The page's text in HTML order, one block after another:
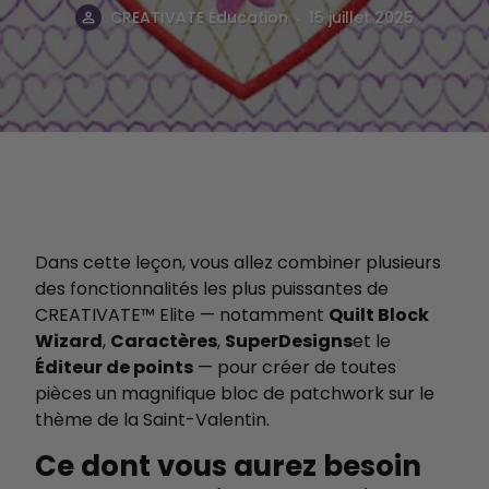
CREATIVATE Éducation 15 juillet 2025
Dans cette leçon, vous allez combiner plusieurs
des fonctionnalités les plus puissantes de
CREATIVATE™ Elite — notamment Quilt Block
Wizard, Caractères, SuperDesignset le
Éditeur de points — pour créer de toutes
pièces un magnifique bloc de patchwork sur le
thème de la Saint-Valentin.
Ce dont vous aurez besoin